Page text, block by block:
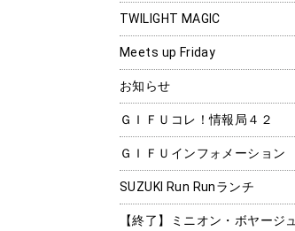
TWILIGHT MAGIC
Meets up Friday
お知らせ
ＧＩＦＵコレ！情報局４２
ＧＩＦＵインフォメーション
SUZUKI Run Runランチ
【終了】ミニオン・ボヤージュ